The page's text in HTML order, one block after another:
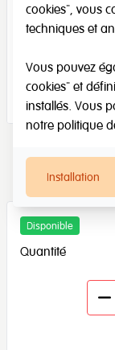
Disponible
Quantité
cookies", vous
techniques et
Vous pouvez
cookies" et
installés. Vous
notre politique
Installation